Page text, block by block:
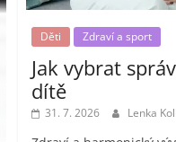
Děti Zdraví a sport
Jak vybrat
dítě
31. 7. 2026 Lenka